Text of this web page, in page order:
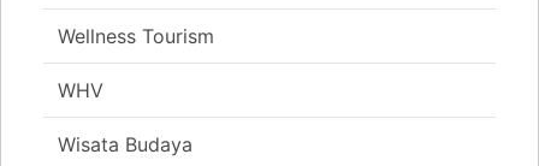
Wellness Tourism
WHV
Wisata Budaya